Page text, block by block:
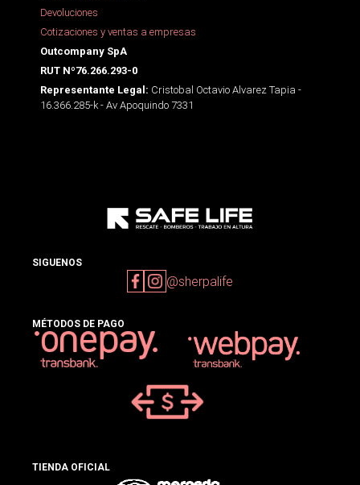
Devoluciones
Cotizaciones y ventas a empresas
Outcompany SpA
RUT Nº76.266.293-0
Representante Legal: Cristobal Octavio Alvarez Tapia -
16.366.285-k - Av Apoquindo 7331
SIGUENOS
@sherpalife
MÉTODOS DE PAGO
TIENDA OFICIAL